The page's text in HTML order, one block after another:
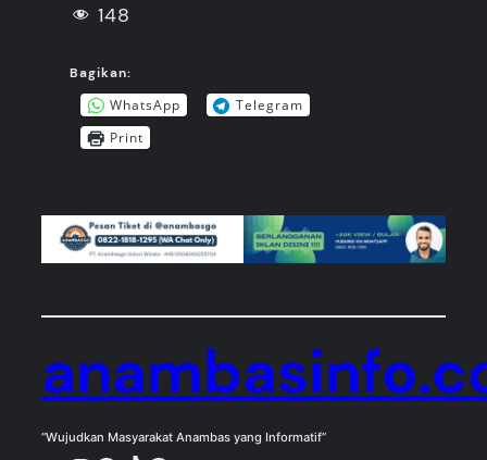
148
Bagikan:
WhatsApp
Telegram
Print
“Wujudkan Masyarakat Anambas yang Informatif”